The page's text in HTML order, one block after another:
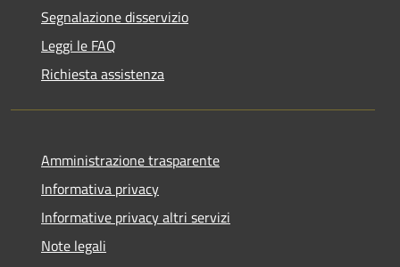
Segnalazione disservizio
Leggi le FAQ
Richiesta assistenza
Amministrazione trasparente
Informativa privacy
Informative privacy altri servizi
Note legali